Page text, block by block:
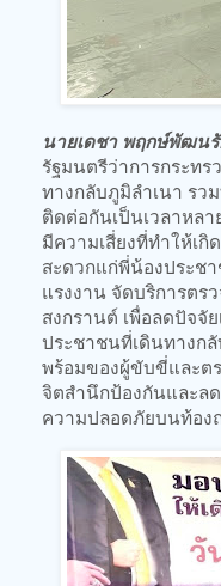
นายเดชา พฤกษ์พัฒน
รัฐมนตรีว่าการกระท
ทางกลับภูมิลำเนา รว
ติดต่อกันเป็นเวลาหล
มีความเสี่ยงที่ทำให้เ
สะดวกแก่พี่น้องประช
แรงงาน จัดบริการตร
สงกรานต์ เพื่อลดปัจจั
ประชาชนที่เดินทางก
พร้อมของผู้ขับขี่และต
จิตสำนึกป้องกันและล
ความปลอดภัยบนท้อง